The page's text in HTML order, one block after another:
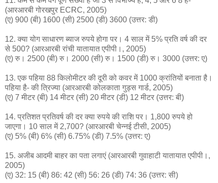
(आरआरबी गोरखपुर ECRC, 2005)
(ए) 900 (बी) 1600 (सी) 2500 (डी) 3600 (उत्तर: डी)
12. क्या योग साधारण ब्याज रुपये होगा पर। 4 साल में 5% प्रति वर्ष की दर
से 500? (आरआरबी रांची यातायात एपीपी।, 2005)
(ए) रु। 2500 (बी) रु। 2000 (सी) रु। 1500 (डी) रु। 3000 (उत्तर: ए)
13. एक पहिया 88 किलोमीटर की दूरी को कवर में 1000 क्रांतियों बनाता है।
पहिया है- की त्रिज्या (आरआरबी कोलकाता गुड्स गार्ड, 2005)
(ए) 7 मीटर (बी) 14 मीटर (सी) 20 मीटर (डी) 12 मीटर (उत्तर: बी)
14. प्रतिशत प्रतिवर्ष की दर क्या रुपये की राशि पर। 1,800 रुपये हो
जाएगा। 10 साल में 2,700? (आरआरबी चेन्नई टीसी, 2005)
(ए) 5% (बी) 6% (सी) 6.75% (डी) 7.5% (उत्तर: ए)
15. अजीब आदमी बाहर का पता लगाएं (आरआरबी गुवाहाटी यातायात एपीपी।,
2005)
(ए) 32: 15 (बी) 86: 42 (सी) 56: 26 (डी) 74: 36 (उत्तर: सी)